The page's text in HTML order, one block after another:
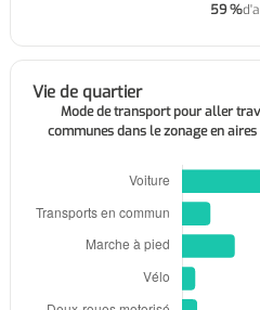
59 %
Vie de quartier
Mode de transport pour aller
communes dans le zonage en